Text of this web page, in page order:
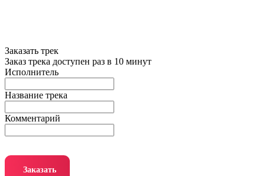
Заказать трек
Заказ трека доступен раз в 10 минут
Исполнитель
Название трека
Комментарий
Заказать